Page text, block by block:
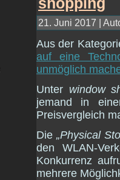
21. Juni 2017 |
Aus der
auf eine
unmöglich
Unter window
jemand in
Preisvergleich
Die „Physical
den WLAN-
Konkurrenz
mehrere